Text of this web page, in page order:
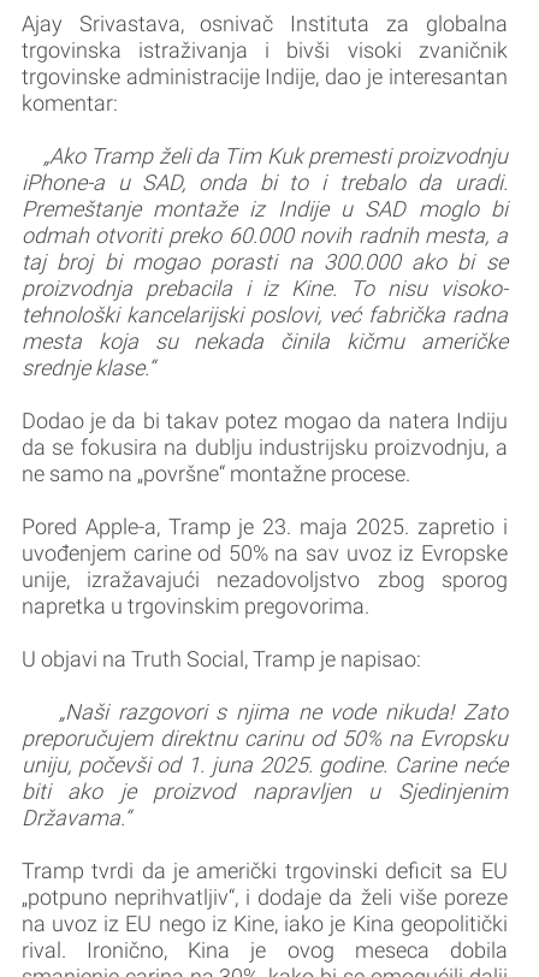
Ajay Srivastava, osnivač Instituta za globalna
trgovinska istraživanja i bivši visoki zvaničnik
trgovinske administracije Indije, dao je interesantan
komentar:
„Ako Tramp želi da Tim Kuk premesti proizvodnju
iPhone-a u SAD, onda bi to i trebalo da uradi.
Premeštanje montaže iz Indije u SAD moglo bi
odmah otvoriti preko 60.000 novih radnih mesta, a
taj broj bi mogao porasti na 300.000 ako bi se
proizvodnja prebacila i iz Kine. To nisu visoko-
tehnološki kancelarijski poslovi, već fabrička radna
mesta koja su nekada činila kičmu američke
srednje klase.“
Dodao je da bi takav potez mogao da natera Indiju
da se fokusira na dublju industrijsku proizvodnju, a
ne samo na „površne“ montažne procese.
Pored Apple-a, Tramp je 23. maja 2025. zapretio i
uvođenjem carine od 50% na sav uvoz iz Evropske
unije, izražavajući nezadovoljstvo zbog sporog
napretka u trgovinskim pregovorima.
U objavi na Truth Social, Tramp je napisao:
„Naši razgovori s njima ne vode nikuda! Zato
preporučujem direktnu carinu od 50% na Evropsku
uniju, počevši od 1. juna 2025. godine. Carine neće
biti ako je proizvod napravljen u Sjedinjenim
Državama.“
Tramp tvrdi da je američki trgovinski deficit sa EU
„potpuno neprihvatljiv“, i dodaje da želi više poreze
na uvoz iz EU nego iz Kine, iako je Kina geopolitički
rival. Ironično, Kina je ovog meseca dobila